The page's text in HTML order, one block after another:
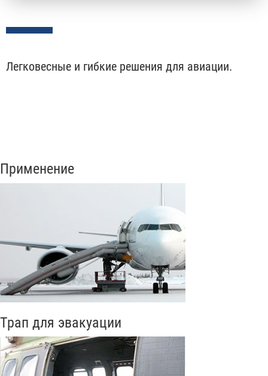
Легковесные и гибкие решения для авиации.
Применение
Трап для эвакуации